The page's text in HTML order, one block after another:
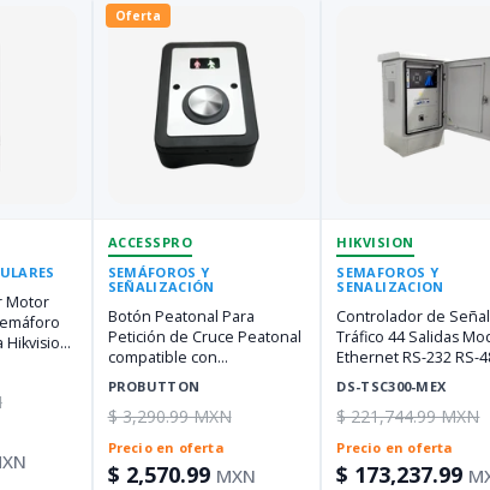
Motor
Hikvision
Oferta
ACCESSPRO
SEMÁFOROS Y
SEÑALIZACIÓN
PROBUTTON
Botón Peatonal Para
Petición de Cruce Peatonal
compatible con
PROPEDPASS ACCESSPRO
$ 3,290.99 MXN
Precio en oferta
$ 2,570.99 MXN
HIKVISION
SEMAFOROS Y
SENALIZACION
DS-TSC300-MEX
Controlador de
Tráfico 44 Salidas
Ethernet RS-232 RS-
IP54 Hikvision DS-
MEX
$ 221,744.99 MXN
Precio en oferta
$ 173,237.99